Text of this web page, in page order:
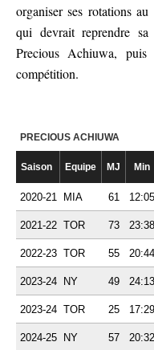
organiser ses rotations
qui devrait reprendre
Precious Achiuwa,
compétition.
PRECIOUS ACHIUWA
Saison Equipe MJ Min
2020-21 MIA 61 12:05
2021-22 TOR 73 23:38
2022-23 TOR 55 20:44
2023-24 NY 49 24:13
2023-24 TOR 25 17:29
2024-25 NY 57 20:32